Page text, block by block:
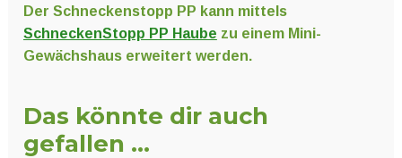
Der Schneckenstopp PP kann mittels
SchneckenStopp PP Haube zu einem Mini-
Gewächshaus erweitert werden.
Das könnte dir auch
gefallen …